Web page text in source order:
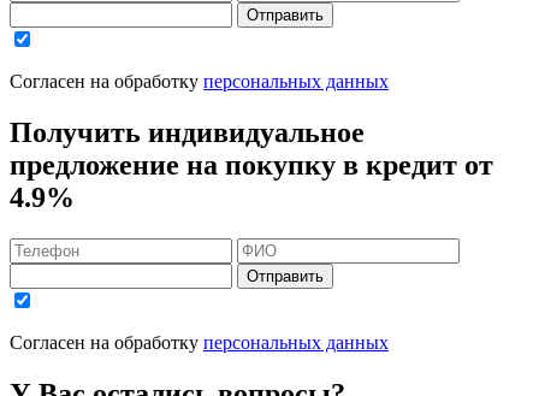
Отправить
Согласен на обработку персональных данных
Получить индивидуальное
предложение на покупку в кредит от
4.9%
Отправить
Согласен на обработку персональных данных